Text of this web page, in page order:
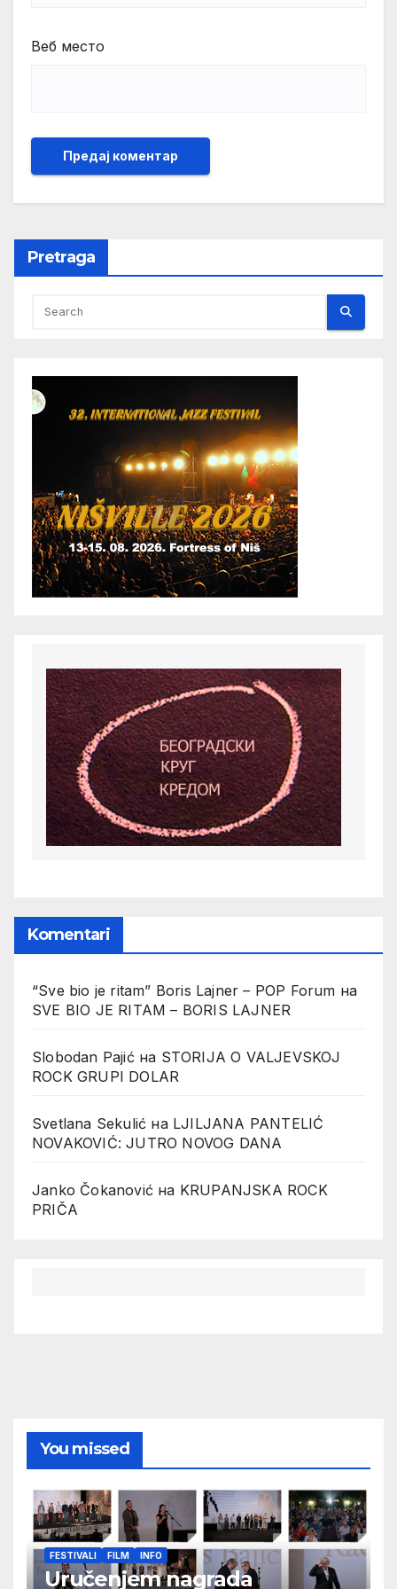
Веб место
Pretraga
Komentari
“Sve bio je ritam” Boris Lajner – POP Forum на
SVE BIO JE RITAM – BORIS LAJNER
Slobodan Pajićна STORIJA O VALJEVSKOJ
ROCK GRUPI DOLAR
Svetlana Sekulić на LJILJANA PANTELIĆ
NOVAKOVIĆ: JUTRO NOVOG DANA
Janko Čokanović на KRUPANJSKA ROCK
PRIČA
You missed
FESTIVALI FILM INFO
Uručenjem nagrada